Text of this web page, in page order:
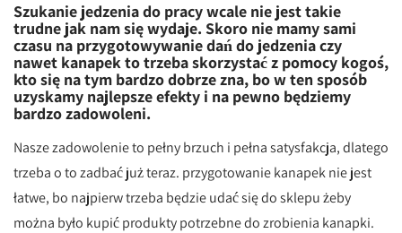
Szukanie jedzenia do pracy wcale nie jest takie
trudne jak nam się wydaje. Skoro nie mamy sami
czasu na przygotowywanie dań do jedzenia czy
nawet kanapek to trzeba skorzystać z pomocy kogoś,
kto się na tym bardzo dobrze zna, bo w ten sposób
uzyskamy najlepsze efekty i na pewno będziemy
bardzo zadowoleni.
Nasze zadowolenie to pełny brzuch i pełna satysfakcja, dlatego
trzeba o to zadbać już teraz. przygotowanie kanapek nie jest
łatwe, bo najpierw trzeba będzie udać się do sklepu żeby
można było kupić produkty potrzebne do zrobienia kanapki.